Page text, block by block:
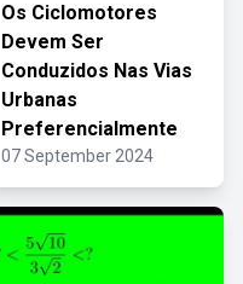
Os Ciclomotores
Devem Ser
Conduzidos Nas Vias
Urbanas
Preferencialmente
07 September 2024